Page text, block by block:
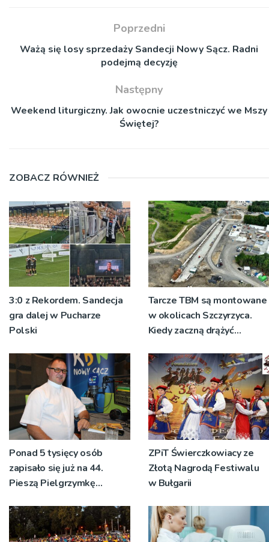
Poprzedni
Ważą się losy sprzedaży Sandecji Nowy Sącz. Radni
podejmą decyzję
Następny
Weekend liturgiczny. Jak owocnie uczestniczyć we Mszy
Świętej?
ZOBACZ RÓWNIEŻ
3:0 z Rekordem. Sandecja
gra dalej w Pucharze
Polski
Tarcze TBM są montowane
w okolicach Szczyrzyca.
Kiedy zaczną drążyć
Ponad 5 tysięcy osób
zapisało się już na 44.
Pieszą Pielgrzymkę
ZPiT Świerczkowiacy ze
Złotą Nagrodą Festiwalu
w Bułgarii